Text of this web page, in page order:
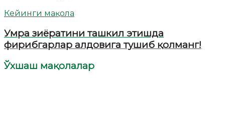
Кейинги мақола
Умра зиёратини ташкил этишда
фирибгарлар алдовига тушиб қолманг!
Ўхшаш мақолалар